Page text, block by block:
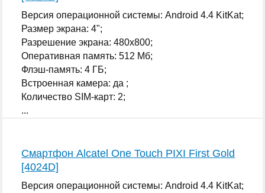
Версия операционной системы: Android 4.4 KitKat;
Размер экрана: 4";
Разрешение экрана: 480x800;
Оперативная память: 512 Мб;
Флэш-память: 4 ГБ;
Встроенная камера: да ;
Количество SIM-карт: 2;
...
Смартфон Alcatel One Touch PIXI First Gold
[4024D]
Версия операционной системы: Android 4.4 KitKat;